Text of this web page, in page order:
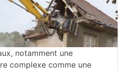
notamment une
complexe comme une